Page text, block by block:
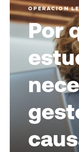
OPERACION
Por